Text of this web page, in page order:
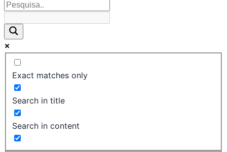
Exact matches only
Search in title
Search in content